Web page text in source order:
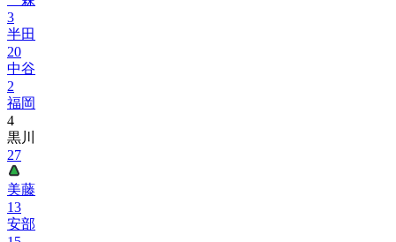
3
半田
20
中谷
2
福岡
4
黒川
27
美藤
13
安部